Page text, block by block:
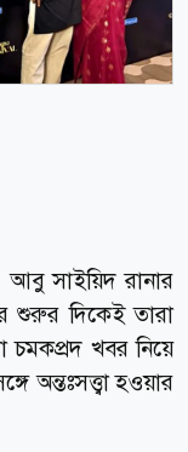
আবু সাইয়িদ রানার
শুরুর দিকেই তারা
খবর নিয়ে
অন্তঃসত্ত্বা হওয়ার